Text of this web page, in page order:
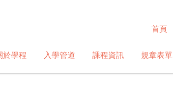
首頁
於學程 入學管道 課程資訊 規章表單